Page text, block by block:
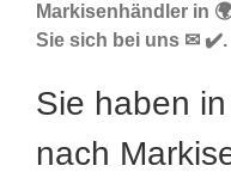
Markisenhändler in
Sie sich bei uns ✉ ✔️.
Sie haben
nach